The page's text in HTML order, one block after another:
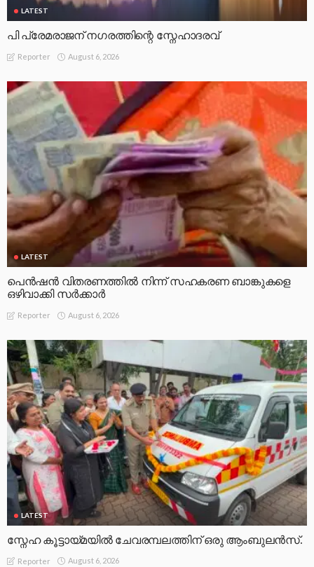
LATEST
പി പ്രേമരാജന് നഗരത്തിന്റെ സ്നേഹാദരവ്
Reporter August 6, 2026
LATEST
പെൻഷൻ വിതരണത്തിൽ നിന്ന് സഹകരണ ബാങ്കുകളെ
ഒഴിവാക്കി സർക്കാർ
Reporter August 6, 2026
LATEST
സ്നേഹ കൂട്ടായ്മയിൽ ചേവരമ്പലത്തിന് ഒരു ആംബുലൻസ്.
Reporter August 6, 2026